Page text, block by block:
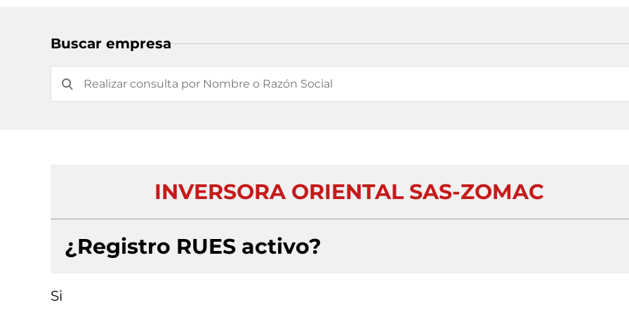
Buscar empresa
INVERSORA ORIENTAL SAS-ZOMAC
¿Registro RUES activo?
Si